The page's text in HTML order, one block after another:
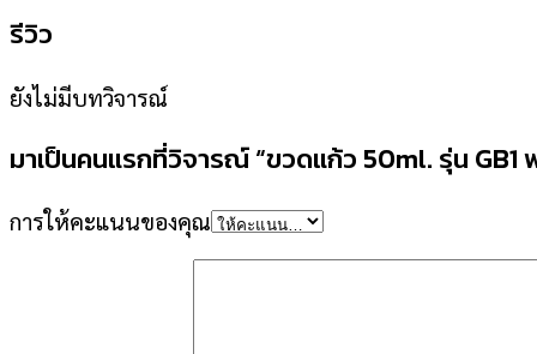
รีวิว
ยังไม่มีบทวิจารณ์
มาเป็นคนแรกที่วิจารณ์ “ขวดแก้ว 50ml. รุ่น GB1
การให้คะแนนของคุณ